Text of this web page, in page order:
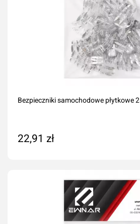
Bezpieczniki samochodowe płytkowe
22,91 zł